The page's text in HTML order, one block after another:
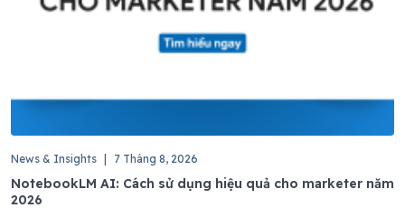
News & Insights 7 Tháng 8, 2026
NotebookLM AI: Cách sử dụng hiệu quả cho marketer năm
2026